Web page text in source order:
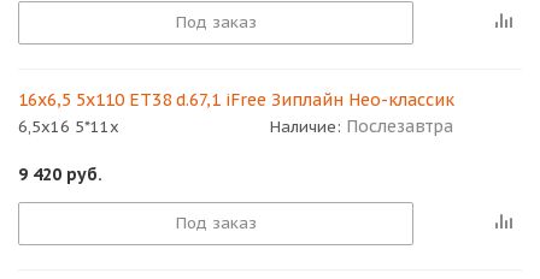
Под заказ
16x6,5 5x110 ET38 d.67,1 iFree Зиплайн Нео-классик
6,5x16 5*11x Наличие: Послезавтра
9 420 руб.
Под заказ